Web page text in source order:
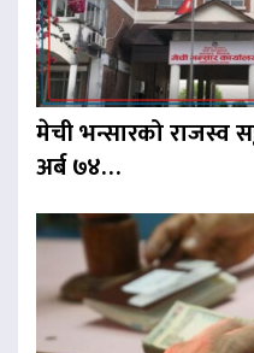
मेची भन्सारको राजस्व
अर्ब ७४…